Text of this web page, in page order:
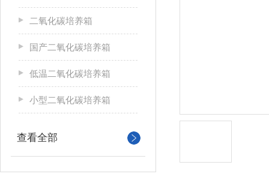
二氧化碳培养箱
国产二氧化碳培养箱
低温二氧化碳培养箱
小型二氧化碳培养箱
查看全部